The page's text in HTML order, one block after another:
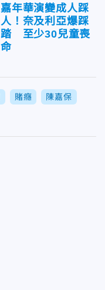
嘉年華演變成人踩
人！奈及利亞爆踩
踏 至少30兒童喪
命
賭癮 陳嘉保